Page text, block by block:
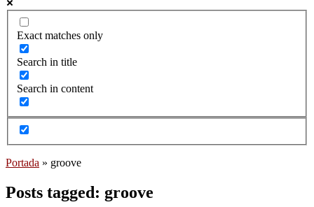
Exact matches only
Search in title
Search in content
Portada » groove
Posts tagged: groove